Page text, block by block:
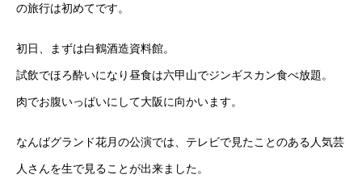
の旅行は初めてです。
初日、まずは白鶴酒造資料館。
試飲でほろ酔いになり昼食は六甲山でジンギスカン食べ放題。
肉でお腹いっぱいにして大阪に向かいます。
なんばグランド花月の公演では、テレビで見たことのある人気芸
人さんを生で見ることが出来ました。